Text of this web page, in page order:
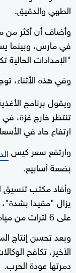
الطهي والدقيق.
وأضاف أن أكثر
في مارس، وبينما
"الإمدادات
وفي هذه الأثناء،
تنتظر خارج غزة،
ارتفاع حاد في
وارتفع سعر كيس
بضعة أسابيع.
وأفاد مكتب تنسيق
يزال "مقيدا
على 6 لترات من مياه الشرب يوميا.
وبعد تحسن إنتاج
الأخير، تكافح
دمرتها عودة الحرب.